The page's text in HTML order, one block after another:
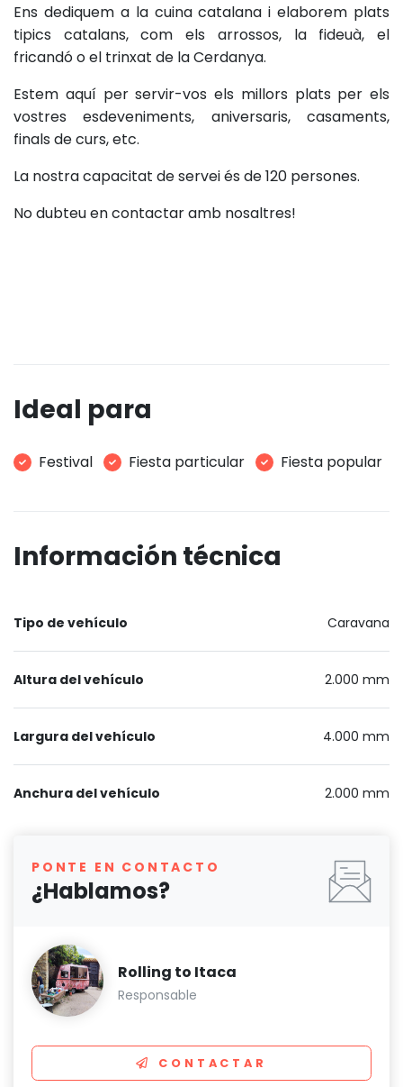
Ens dediquem a la cuina catalana i elaborem plats
tipics catalans, com els arrossos, la fideuà, el
fricandó o el trinxat de la Cerdanya.
Estem aquí per servir-vos els millors plats per els
vostres esdeveniments, aniversaris, casaments,
finals de curs, etc.
La nostra capacitat de servei és de 120 persones.
No dubteu en contactar amb nosaltres!
Ideal para
Festival Fiesta particular Fiesta popular
Información técnica
Tipo de vehículo Caravana
Altura del vehículo 2.000 mm
Largura del vehículo 4.000 mm
Anchura del vehículo 2.000 mm
PONTE EN CONTACTO
¿Hablamos?
Rolling to Itaca
Responsable
CONTACTAR